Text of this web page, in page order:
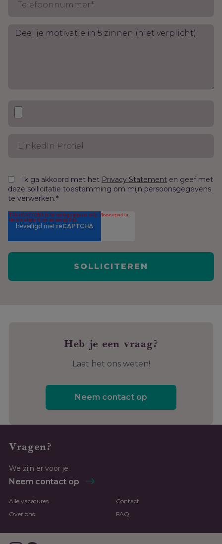
Ik ga akkoord met het Privacy Statement en geef met
deze sollicitatie toestemming om mijn persoonsgegevens
te verwerken.*
Heb je een vraag?
Laat het ons weten!
Neem contact op
Vragen?
We zijn er voor je.
Neem contact op
Alle vacatures
Contact
Over ons
FAQ